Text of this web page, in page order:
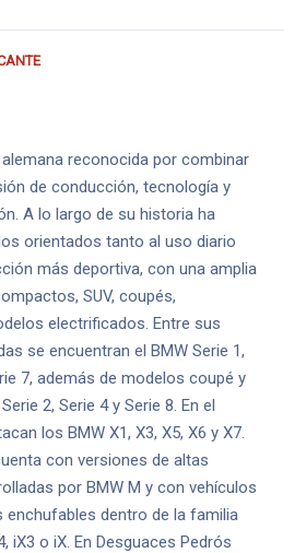
reconocida por combinar
de conducción, tecnología y
A lo largo de su historia ha
orientados tanto al uso diario
más deportiva, con una amplia
SUV, coupés,
electrificados. Entre sus
se encuentran el BMW Serie 1,
7, además de modelos coupé y
2, Serie 4 y Serie 8. En el
los BMW X1, X3, X5, X6 y X7.
con versiones de altas
por BMW M y con vehículos
enchufables dentro de la familia
iX3 o iX. En Desguaces Pedrós